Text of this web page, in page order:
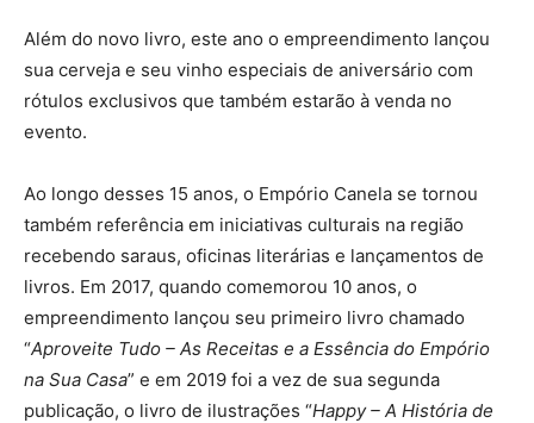
Além do novo livro, este ano o empreendimento lançou
sua cerveja e seu vinho especiais de aniversário com
rótulos exclusivos que também estarão à venda no
evento.
Ao longo desses 15 anos, o Empório Canela se tornou
também referência em iniciativas culturais na região
recebendo saraus, oficinas literárias e lançamentos de
livros. Em 2017, quando comemorou 10 anos, o
empreendimento lançou seu primeiro livro chamado
“Aproveite Tudo – As Receitas e a Essência do Empório
na Sua Casa” e em 2019 foi a vez de sua segunda
publicação, o livro de ilustrações “Happy – A História de